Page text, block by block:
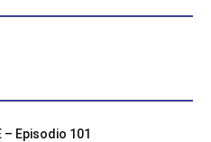
– Episodio 101